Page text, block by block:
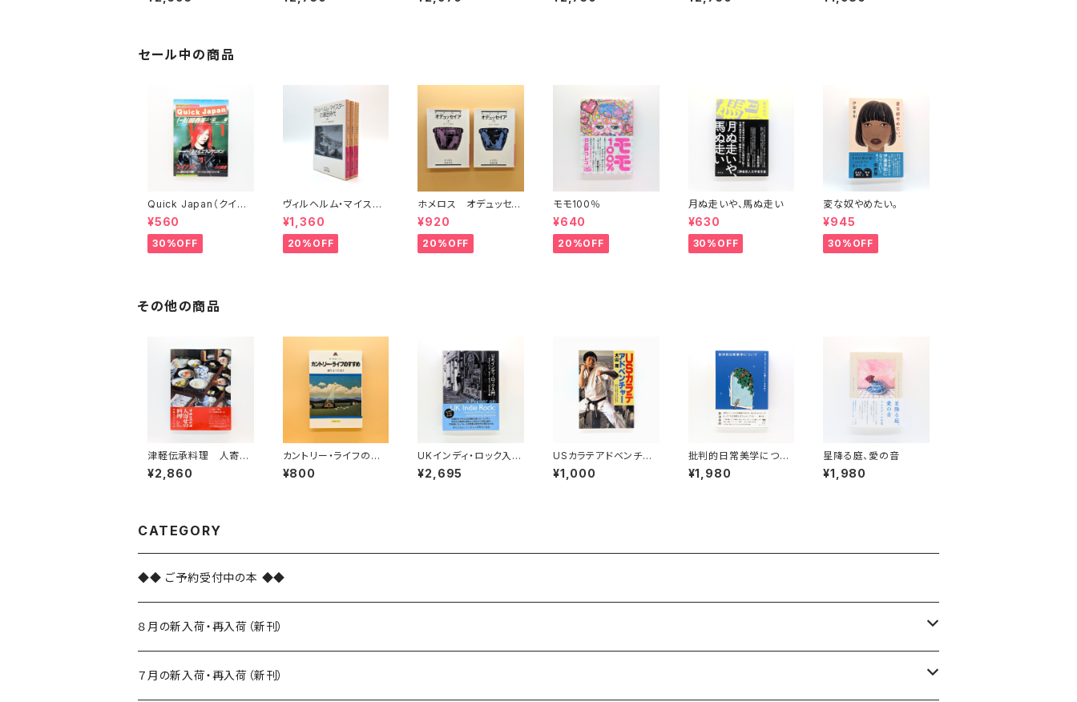
ター・ポップ、スカとダブ
「小室」系、「ビーイング」
セール中の商品
Quick Japan（クイッ
ク・ジャパン）Vol.11
¥560
30%OFF
ヴィルヘルム・マイスタ
ーの遍歴時代 (上)(中)
(下)（岩波文庫）
¥1,360
20%OFF
ホメロス オデュッセイ
ア(上)(下) （岩波文庫）
¥920
20%OFF
モモ100％
¥640
20%OFF
月ぬ走いや、馬ぬ走い
¥630
30%OFF
変な奴やめたい。
¥945
30%OFF
その他の商品
津軽伝承料理 人寄せ
の料理
¥2,860
カントリー・ライフのす
すめ 新・田舎ぐらし（い
るかブック）
¥800
UKインディ・ロック入
門 ポスト・パンク、ギ
ター・ポップ、スカとダブ
¥2,695
USカラテアドベンチャ
ー
¥1,000
批判的日常美学につい
て 来たるべき「ふつう
の暮らし」を求めて
¥1,980
星降る庭、愛の音
¥1,980
CATEGORY
◆◆ ご予約受付中の本 ◆◆
８月の新入荷・再入荷（新刊）
新入荷
７月の新入荷・再入荷（新刊）